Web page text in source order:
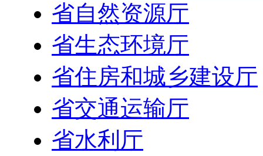
省自然资源厅
省生态环境厅
省住房和城乡建设厅
省交通运输厅
省水利厅